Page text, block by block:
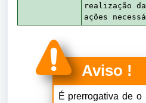
realização
ações
Aviso !
É prerrogativa de o